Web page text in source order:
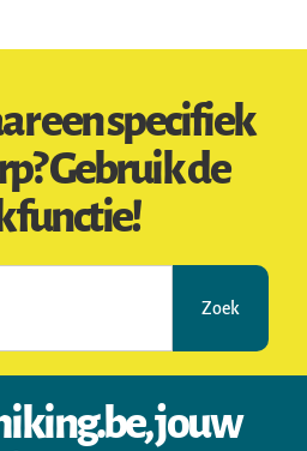
een specifiek
Gebruik de
Zoek
jouw